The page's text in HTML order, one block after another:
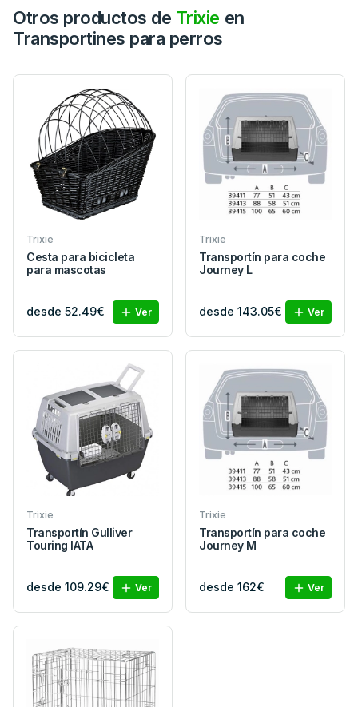
Otros productos de Trixie en
Transportines para perros
Trixie
Cesta para bicicleta
para mascotas
desde 52.49€ Ver
Trixie
Transportín para coche
Journey L
desde 143.05€ Ver
Trixie
Transportín Gulliver
Touring IATA
desde 109.29€ Ver
Trixie
Transportín para coche
Journey M
desde 162€ Ver